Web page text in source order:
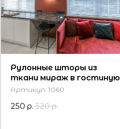
Рулонные шторы из
ткани мираж в гостиную
Артикул: 1060
250 р. 320 р.